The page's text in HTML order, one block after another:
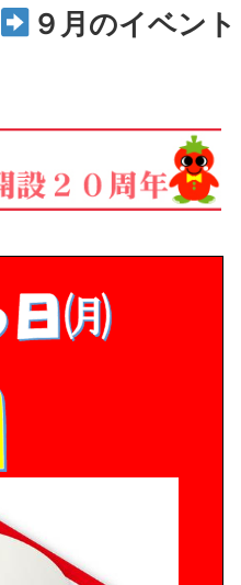
９月のイベント